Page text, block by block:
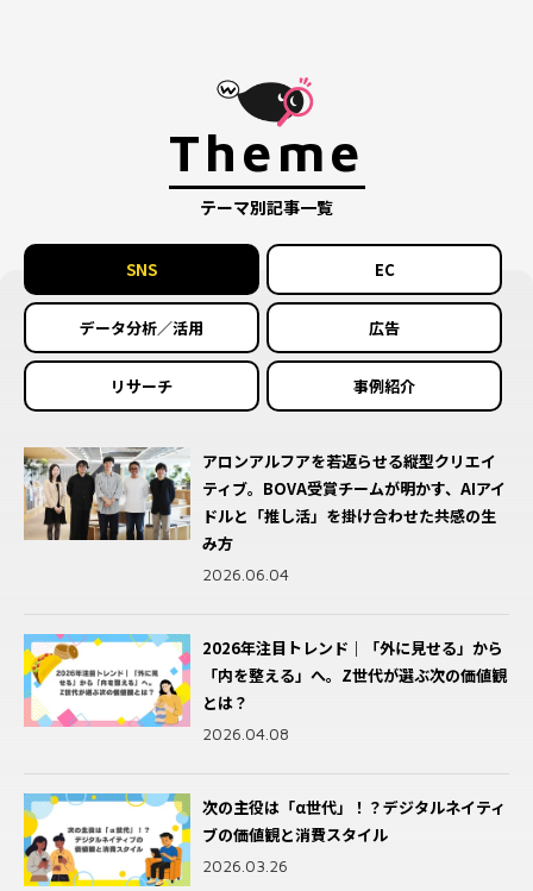
Theme
テーマ別記事一覧
SNS EC
データ分析／活用 広告
リサーチ 事例紹介
アロンアルフアを若返らせる縦型クリエイ
ティブ。BOVA受賞チームが明かす、AIアイ
ドルと「推し活」を掛け合わせた共感の生
み方
2026.06.04
2026年注目トレンド｜「外に見せる」から
「内を整える」へ。Z世代が選ぶ次の価値観
とは？
2026.04.08
次の主役は「α世代」！？デジタルネイティ
ブの価値観と消費スタイル
2026.03.26
花王ヘアケア全体でファンダムを形成して
いく。花王とCARTA ZEROの「EC×ブラン
ドマーケ」戦略
2026.03.12
たなファッション購買とは？
2025.09.30
TikTok発の次世代EC、「TikTok Shop」
2025.08.05
ファーストパーティーデータの活用方法は、
コンバージョン欠損対策だけではない… Da
taDigからリリースされた新サービス「事業
成果CV最適化」の内容は？
2024.12.04
導入の課題から具体的なフローまで！エン
ジニア兼コンサルタントがクッキーレス時
代を制するコンバージョン欠損対策の基本
クッキーレスがマーケティングに及ぼす影
コンテンツビジネスの可能性を探る！～
キャラクターが生み出す新しい価値～
2025.11.04
旅の特別なひとときに～「飛行機広告」の
2025.10.07
街角で見かけるOOH広告の魅力！SNSで広
がる秘密とは？
＼大事なポイントが5分でわかる／LINEプ
【宿泊業界とLINE/後編】～顧客体験の最大
化へ！今、LINE公式アカウントを活用すべ
き理由
2025.11.06
最大化を目指して～LINE公式アカウントが
戦略的資産となる理由
2025.11.06
ム！Twitch広告の魅力とは？
2025.10.21
【WORKS / 事例紹介】積水化学工業株式会
社が展開する住宅ブランド「セキスイハイ
ム」様、インクリメンタルアトリビュー
ションを用いた効果検証を実施
2026.03.13
安田美沙子さんと語る、ブランド急成長の
舞台裏──「体にやさしい鉄を広めたい」
アンバサダー起用で“信頼を資産化”
2026.01.08
ジャンプの祭典「ジャンプビクトリーカーニ
バル2025」にて『ONE PIECE』体験型アト